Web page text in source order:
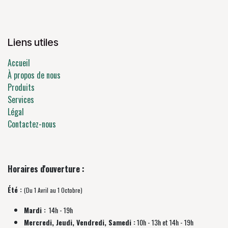
Liens utiles
Accueil
À propos de nous
Produits
Services
Légal
Contactez-nous
Horaires d'ouverture :
Été : (Du 1 Avril au 1 Octobre)
Mardi : 14h - 19h
Mercredi, Jeudi, Vendredi, Samedi :10h - 13h et 14h - 19h